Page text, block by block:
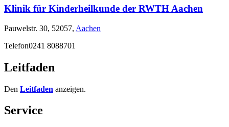
Klinik für Kinderheilkunde der RWTH Aachen
Pauwelstr. 30, 52057, Aachen
Telefon0241 8088701
Leitfaden
Den Leitfaden anzeigen.
Service